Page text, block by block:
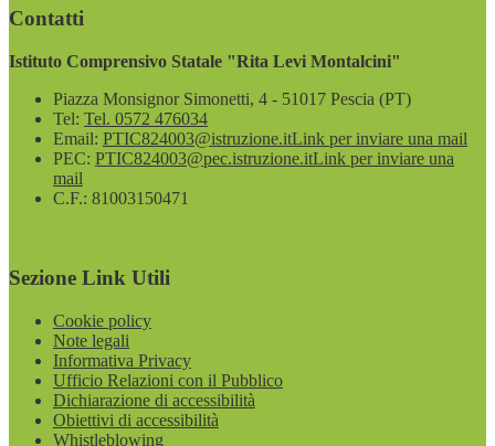
Contatti
Istituto Comprensivo Statale "Rita Levi Montalcini"
Piazza Monsignor Simonetti, 4 - 51017 Pescia (PT)
Tel: Tel. 0572 476034
Email: PTIC824003@istruzione.itLink per inviare una mail
PEC: PTIC824003@pec.istruzione.itLink per inviare una
mail
C.F.: 81003150471
Sezione Link Utili
Cookie policy
Note legali
Informativa Privacy
Ufficio Relazioni con il Pubblico
Dichiarazione di accessibilità
Obiettivi di accessibilità
Whistleblowing